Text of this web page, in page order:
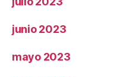
junio 2023
mayo 2023